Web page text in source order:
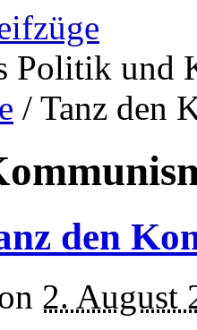
Politik und
/ Tanz den
den
2. August